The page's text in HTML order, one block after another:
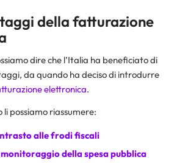
della fatturazione
dire che l’Italia ha beneficiato di
da quando ha deciso di introdurre
elettronica.
possiamo riassumere:
alle frodi fiscali
della spesa pubblica